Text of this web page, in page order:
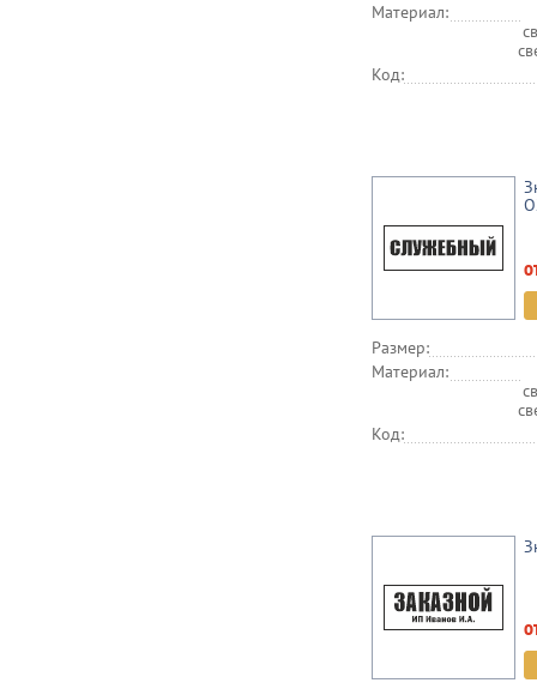
Материал:
Код:
Размер:
Материал:
Код: